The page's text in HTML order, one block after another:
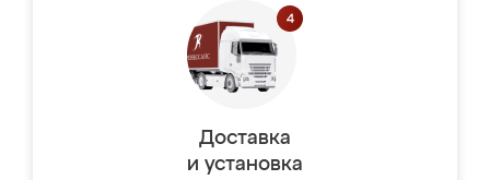
Доставка
и установка